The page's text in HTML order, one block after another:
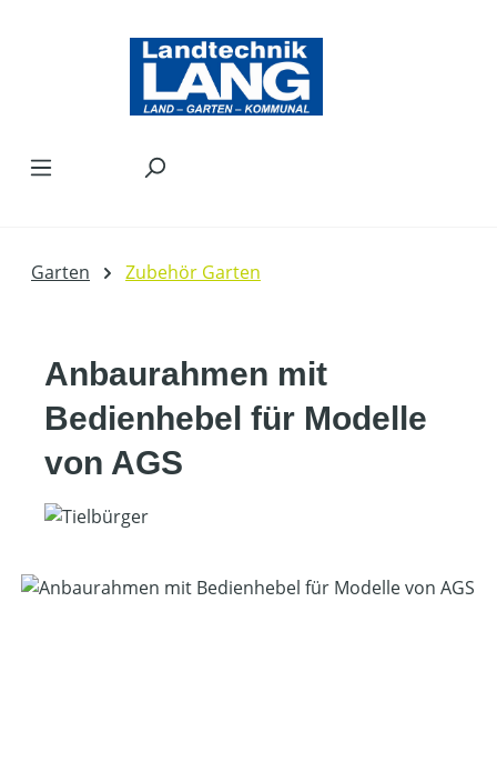
Garten Zubehör Garten
Anbaurahmen mit
Bedienhebel für Modelle
von AGS
Bildergalerie überspringen